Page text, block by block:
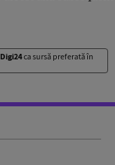
Digi24ca sursă preferată în